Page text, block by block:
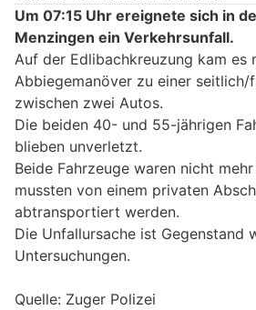
Um 07:15 Uhr ereignete sich in
Menzingen ein Verkehrsunfall.
Auf der Edlibachkreuzung kam es
Abbiegemanöver zu einer seitlich/
zwischen zwei Autos.
Die beiden 40- und 55-jährigen
blieben unverletzt.
Beide Fahrzeuge waren nicht
mussten von einem privaten
abtransportiert werden.
Die Unfallursache ist Gegenstand
Untersuchungen.
Quelle: Zuger Polizei